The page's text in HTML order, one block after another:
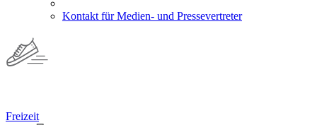
Kontakt für Medien- und Pressevertreter
Freizeit